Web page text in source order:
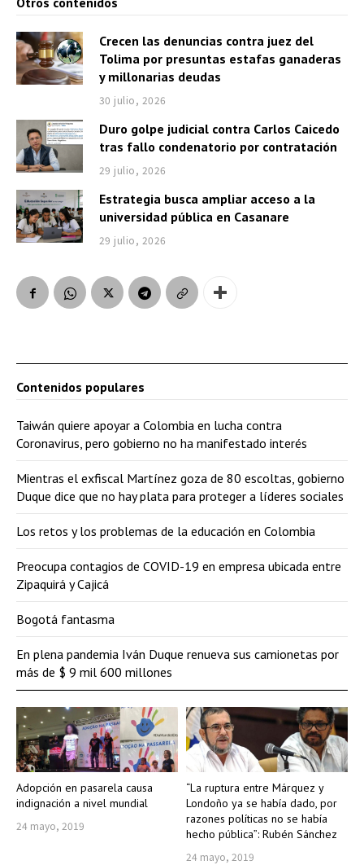
Crecen las denuncias contra juez del
Tolima por presuntas estafas ganaderas
y millonarias deudas
30 julio, 2026
Duro golpe judicial contra Carlos Caicedo
tras fallo condenatorio por contratación
29 julio, 2026
Estrategia busca ampliar acceso a la
universidad pública en Casanare
29 julio, 2026
Adopción en pasarela causa
indignación a nivel mundial
24 mayo, 2019
“La ruptura entre Márquez y
Londoño ya se había dado, por
razones políticas no se había
hecho pública”: Rubén Sánchez
24 mayo, 2019
Contenidos populares
Taiwán quiere apoyar a Colombia en lucha contra
Coronavirus, pero gobierno no ha manifestado interés
Mientras el exfiscal Martínez goza de 80 escoltas, gobierno
Duque dice que no hay plata para proteger a líderes sociales
Los retos y los problemas de la educación en Colombia
Preocupa contagios de COVID-19 en empresa ubicada entre
Zipaquirá y Cajicá
Bogotá fantasma
En plena pandemia Iván Duque renueva sus camionetas por
más de $ 9 mil 600 millones